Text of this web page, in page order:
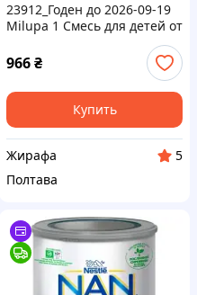
23912_Годен до 2026-09-19
Milupa 1 Cмесь для детей от
рождения (4Х600г) (Милупа)
966₴
Купить
Жирафа
5
Полтава